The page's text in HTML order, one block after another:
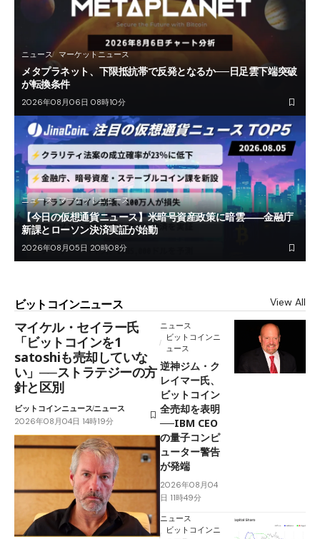
ニュース マーケットニュース
メタプラネット、下限抵抗帯で反発となるか──日足雲下端突破
が転換条件
2026年08月06日 08時10分
ニュース マーケットニュース
【今日の仮想通貨ニュース】米暗号資産政策に暗雲――金融庁
新課とローソン決済実証が始動
2026年08月05日 20時08分
ビットコインニュース View All
マイケル・セイラー氏
「ビットコインを1
satoshiも売却していな
い」──ストラテジーの方
針と区別
ビットコインニュースニュース
2026年08月04日 14時19分
ニュース
ビットコインニ
ュース
逆神ジム・ク
レイマー氏、
ビットコイン
全売却を表明
──IBM CEO
の量子コンピ
ューター警告
が発端
2026年08月04
日 11時49分
ニュース
ビットコインニ